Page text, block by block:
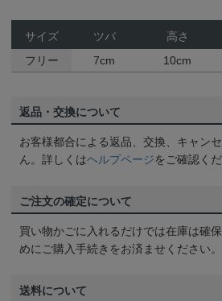
サイズ ツバ 高さ
フリー
7cm 10cm
返品・交換について
お客様都合による返品、交換、キャン
ん。詳しくはヘルプページをご確認くだ
ご注文の確定について
買い物かごに入れるだけでは在庫は確
めにご購入手続きをお済ませください。
送料について